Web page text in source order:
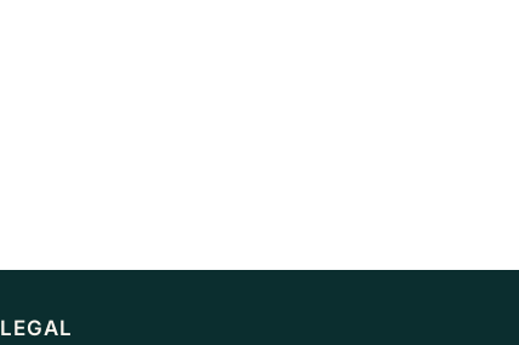
LEGAL